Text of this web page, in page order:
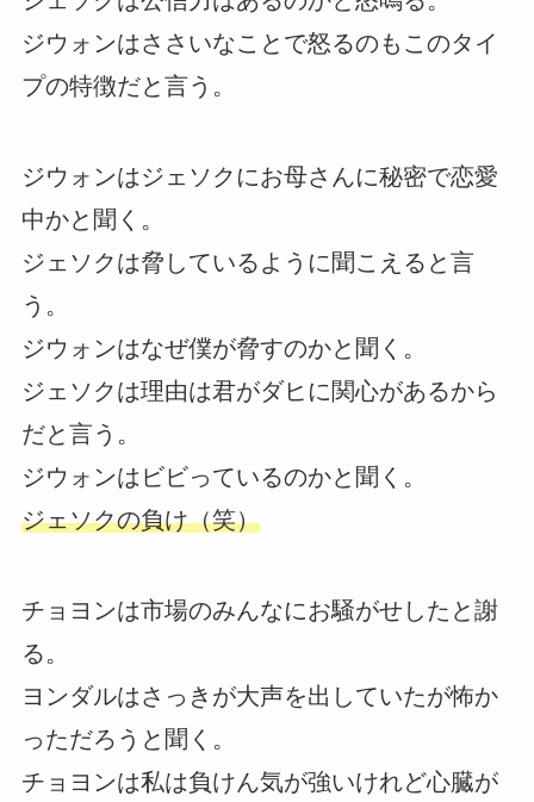
ジウォンはささいなことで怒るのもこのタイ
プの特徴だと言う。
ジウォンはジェソクにお母さんに秘密で恋愛
中かと聞く。
ジェソクは脅しているように聞こえると言
う。
ジウォンはなぜ僕が脅すのかと聞く。
ジェソクは理由は君がダヒに関心があるから
だと言う。
ジウォンはビビっているのかと聞く。
ジェソクの負け（笑）
チョヨンは市場のみんなにお騒がせしたと謝
る。
ヨンダルはさっきが大声を出していたが怖か
っただろうと聞く。
チョヨンは私は負けん気が強いけれど心臓が